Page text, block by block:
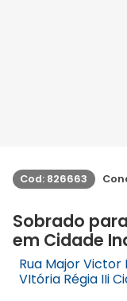
Cod: 826663
Sobrado
em Cidade
Rua Major
VItória Régia IIi